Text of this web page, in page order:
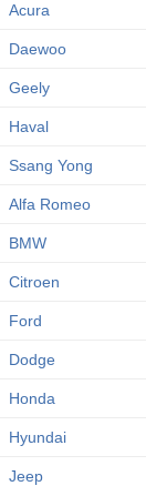
Acura
Daewoo
Geely
Haval
Ssang Yong
Alfa Romeo
BMW
Citroen
Ford
Dodge
Honda
Hyundai
Jeep